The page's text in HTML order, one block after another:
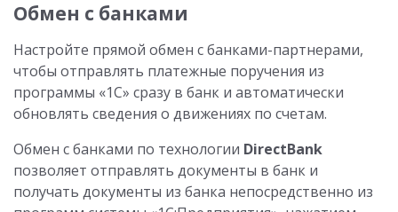
Обмен с банками
Настройте прямой обмен с банками-партнерами,
чтобы отправлять платежные поручения из
программы «1С» сразу в банк и автоматически
обновлять сведения о движениях по счетам.
Обмен с банками по технологии DirectBank
позволяет отправлять документы в банк и
получать документы из банка непосредственно из